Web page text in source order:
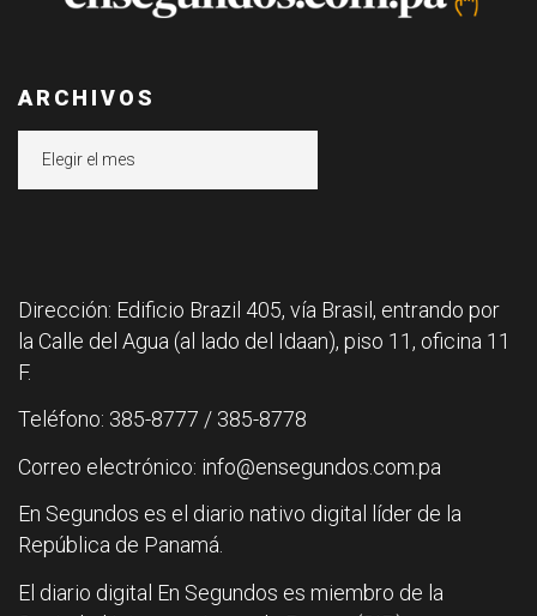
ARCHIVOS
Dirección: Edificio Brazil 405, vía Brasil, entrando por
la Calle del Agua (al lado del Idaan), piso 11, oficina 11
F.
Teléfono: 385-8777 / 385-8778
Correo electrónico: info@ensegundos.com.pa
En Segundos es el diario nativo digital líder de la
República de Panamá.
El diario digital En Segundos es miembro de la